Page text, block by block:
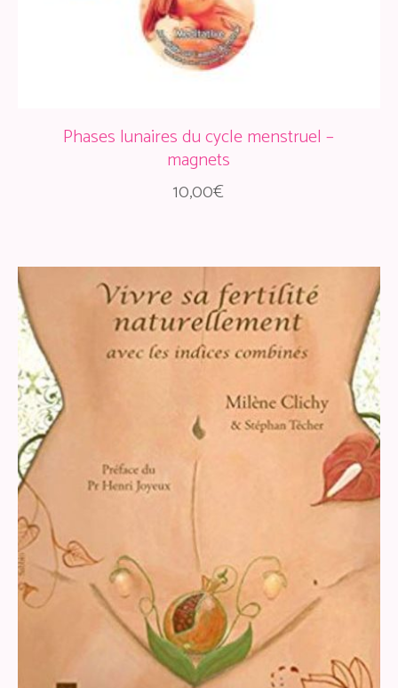
Phases lunaires du cycle menstruel –
magnets
10,00€